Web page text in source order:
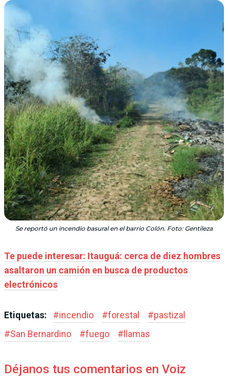
Se reportó un incendio basural en el barrio Colón. Foto: Gentileza
Te puede interesar: Itauguá: cerca de diez hombres
asaltaron un camión en busca de productos
electrónicos
Etiquetas: #incendio #forestal #pastizal
#San Bernardino #fuego # llamas
Déjanos tus comentarios en Voiz